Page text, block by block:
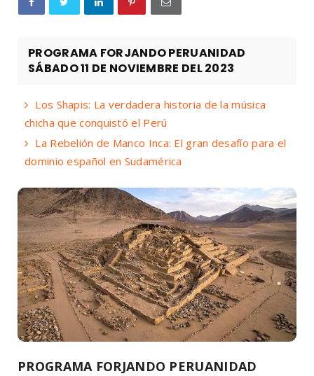
PROGRAMA FORJANDO PERUANIDAD
SÁBADO 11 DE NOVIEMBRE DEL 2023
Los Shapis: La verdadera historia de la música
chicha que conquistó el Perú
La Rebelión de Manco Inca: El gran desafío para el
dominio español en Sudamérica
PROGRAMA FORJANDO PERUANIDAD